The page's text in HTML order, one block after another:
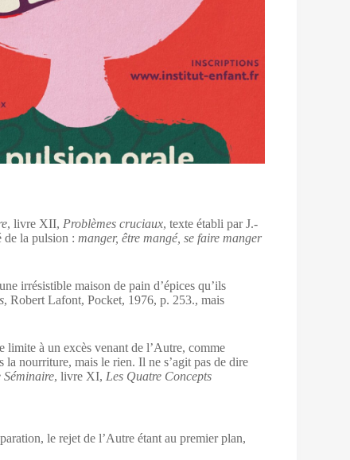
, livre XII, Problèmes cruciaux, texte établi par J.-
de la pulsion :manger, être mangé, se faire manger
irrésistible maison de pain d’épices qu’ils
, Robert Lafont, Pocket, 1976, p. 253., mais
limite à un excès venant de l’Autre, comme
la nourriture, mais le rien. Il ne s’agit pas de dire
Séminaire, livre XI, Les Quatre Concepts
le rejet de l’Autre étant au premier plan,